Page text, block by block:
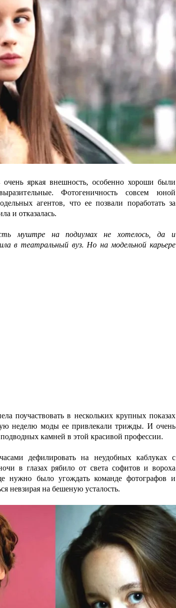
яркая внешность, особенно хороши были
Фотогеничность совсем юной
агентов, что ее позвали поработать за
и отказалась.
муштре на подиумах не хотелось, да и
в театральный вуз. Но на модельной карьере
поучаствовать в нескольких крупных показах
неделю моды ее привлекали трижды. И очень
камней в этой красивой профессии.
дефилировать на неудобных каблуках с
в глазах рябило от света софитов и вороха
нужно было угождать команде фотографов и
невзирая на бешеную усталость.